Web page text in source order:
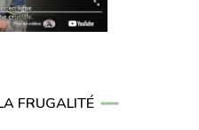
FRUGALITÉ